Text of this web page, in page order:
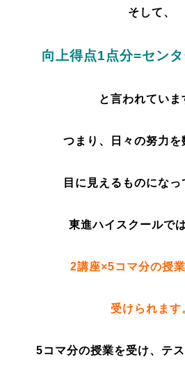
そして、
向上得点1点分=セン
と言われていま
つまり、日々の努力を
目に見えるものになっ
東進ハイスクールで
2講座×5コマ分の授
受けられます
5コマ分の授業を受け、テ